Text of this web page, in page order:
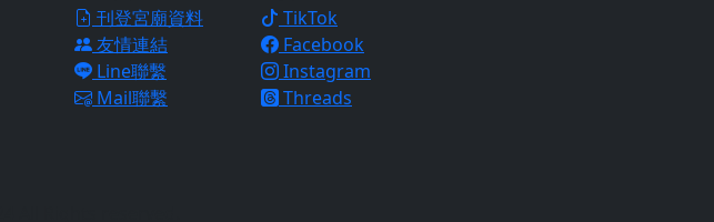
刊登宮廟資料
友情連結
Line聯繫
Mail聯繫
TikTok
Facebook
Instagram
Threads